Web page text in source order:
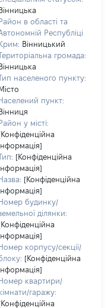
Вінницька
Район в області та
Республіці
Крим: Вінницький
громада:
Вінницька
населеного пункту:
Місто
Населений пункт:
Вінниця
Район у місті:
[Конфіденційна
Назва: [Конфіденційна
Номер будинку/
ділянки:
Номер корпусу/секції/
[Конфіденційна
Номер квартири/
гаражу: